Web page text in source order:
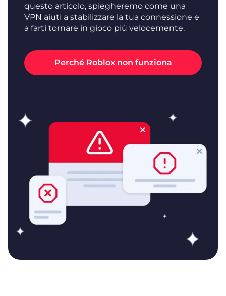
questo articolo, spiegheremo come una
VPN aiuti a stabilizzare la tua connessione e
a farti tornare in gioco più velocemente.
Perché Roblox non funziona